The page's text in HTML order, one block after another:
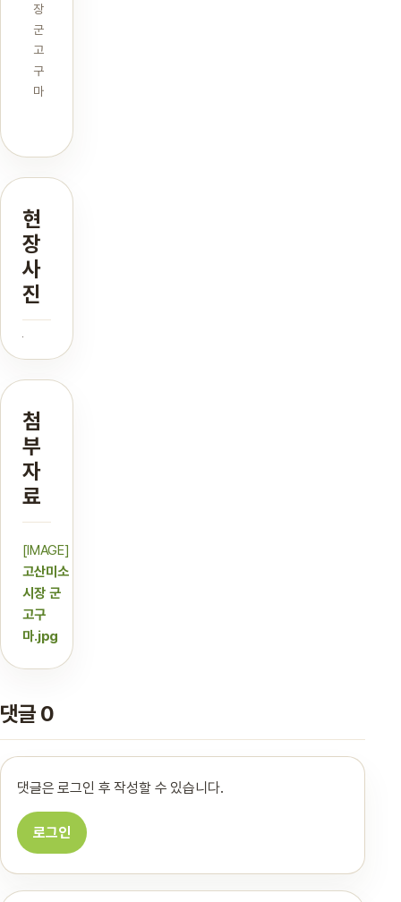
장
군
고
구
마
현
장
사
진
첨
부
자
료
[IMAGE]
고산미소
시장 군
고구
마.jpg
댓글 0
댓글은 로그인 후 작성할 수 있습니다.
로그인